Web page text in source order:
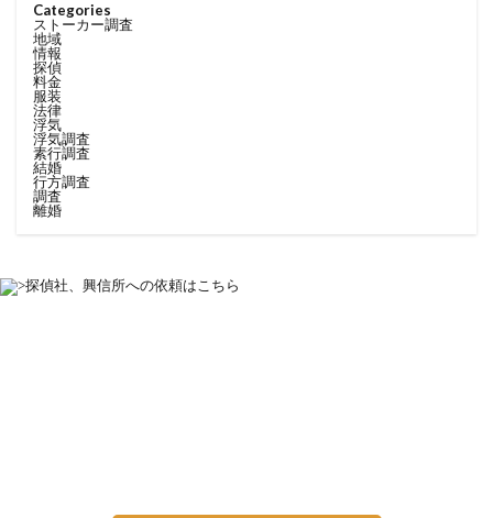
Categories
ストーカー調査
地域
情報
探偵
料金
服装
法律
浮気
浮気調査
素行調査
結婚
行方調査
調査
離婚